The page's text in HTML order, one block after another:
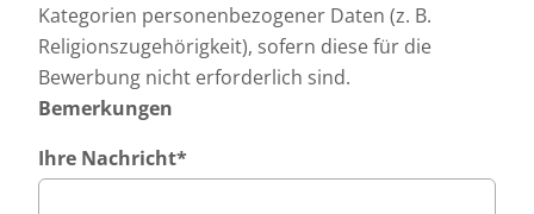
Kategorien personenbezogener Daten (z. B.
Religionszugehörigkeit), sofern diese für die
Bewerbung nicht erforderlich sind.
Bemerkungen
Ihre Nachricht*